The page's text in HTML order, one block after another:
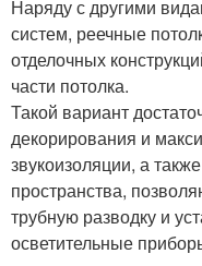
Наряду с другими
систем, реечные
отделочных
части потолка.
Такой вариант
декорирования и
звукоизоляции, а
пространства,
трубную разводку и
осветительные